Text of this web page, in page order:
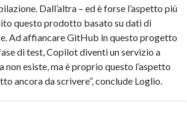
Dall’altra – ed è forse l’aspetto più
questo prodotto basato su dati di
Ad affiancare GitHub in questo progetto
di test, Copilot diventi un servizio a
esiste, ma è proprio questo l’aspetto
ancora da scrivere”, conclude Loglio.